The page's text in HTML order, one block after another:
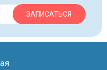
ЗАПИСАТЬСЯ